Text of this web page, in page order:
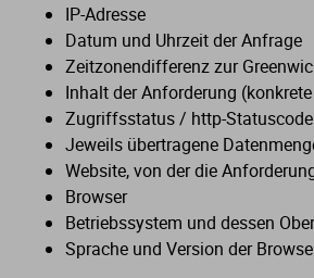
IP-Adresse
Datum und Uhrzeit der Anfrage
Zeitzonendifferenz zur
Inhalt der Anforderung
Zugriffsstatus / http-Statuscode
Jeweils übertragene
Website, von der die
Browser
Betriebssystem und dessen
Sprache und Version der